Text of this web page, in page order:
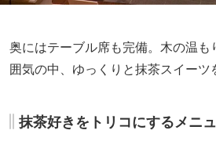
奥にはテーブル席も完備。木の温も
囲気の中、ゆっくりと抹茶スイーツ
抹茶好きをトリコにするメニ